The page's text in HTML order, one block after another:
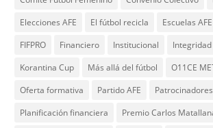
Elecciones AFE
El fútbol recicla Escuelas AFE
FIFPRO
Financiero Institucional Integridad
Korantina Cup
Más allá del fútbol
O11CE
Oferta formativa
Partido AFE
Patrocinadores
Planificación financiera
Premio Carlos